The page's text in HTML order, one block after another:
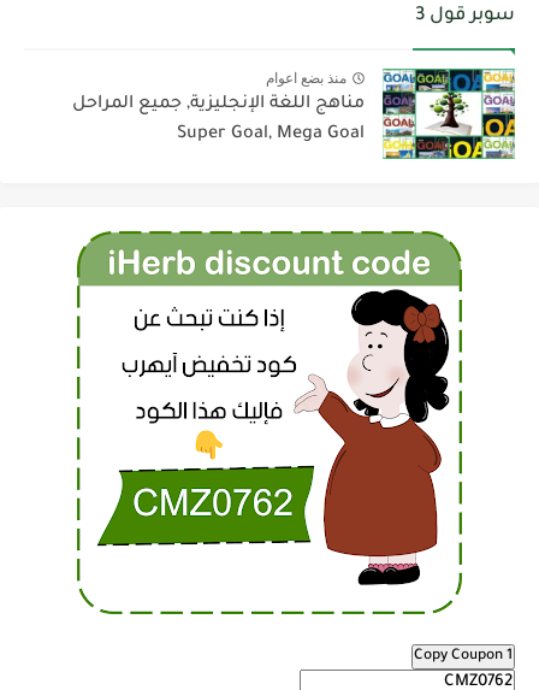
سوبر قول 3
منذ بضع اعوام
مناهج اللغة الإنجليزية, جميع المراحل
Super Goal, Mega Goal
Copy Coupon 1